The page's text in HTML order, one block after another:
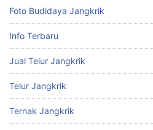
Foto Budidaya Jangkrik
Info Terbaru
Jual Telur Jangkrik
Telur Jangkrik
Ternak Jangkrik